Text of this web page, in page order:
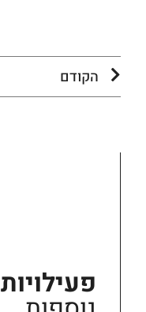
הקודם
פעילויות